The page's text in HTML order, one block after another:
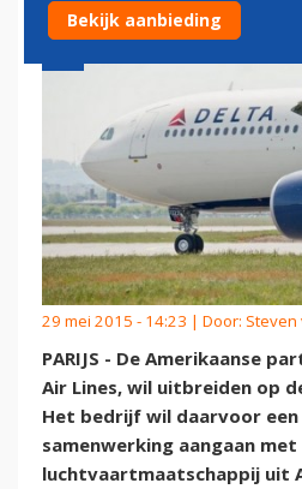
29 mei 2015 - 14:23 | Door: Steven
PARIJS - De Amerikaanse
Air Lines, wil uitbreiden op
Het bedrijf wil daarvoor
samenwerking aangaan met
luchtvaartmaatschappij uit
Bekijk aanbieding